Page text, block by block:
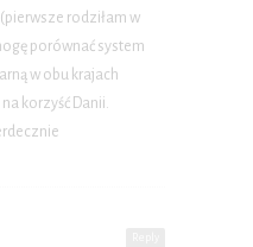
rodziłam w
porównać system
w obu krajach
korzyść Danii.